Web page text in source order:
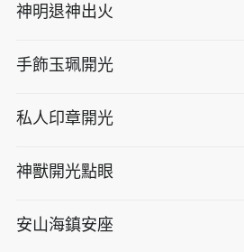
神明退神出火
手飾玉珮開光
私人印章開光
神獸開光點眼
安山海鎮安座